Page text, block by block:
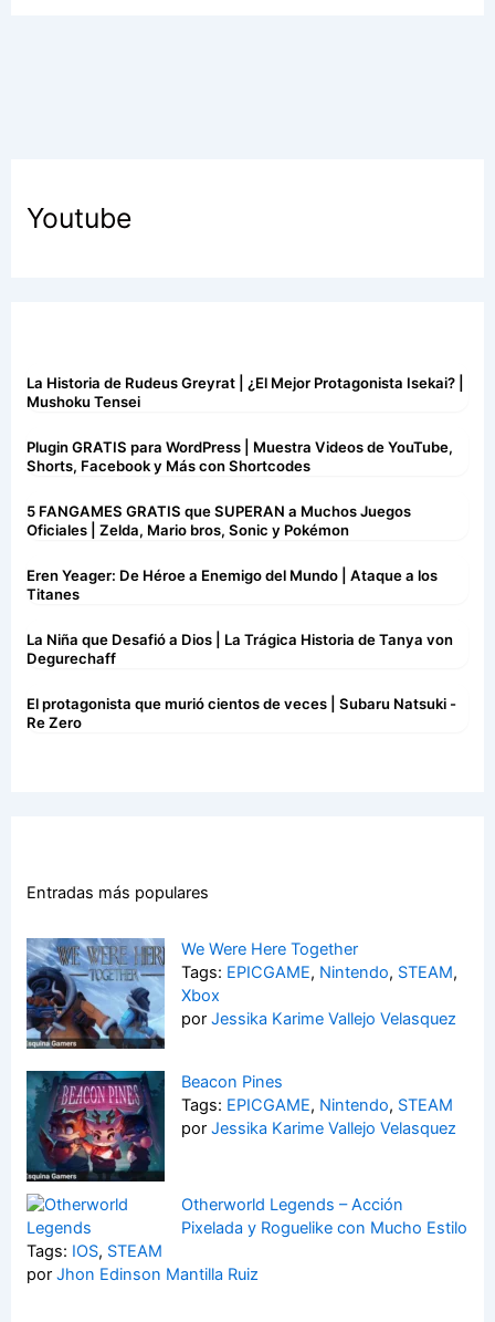
Youtube
La Historia de Rudeus Greyrat | ¿El Mejor Protagonista Isekai? |
Mushoku Tensei
Plugin GRATIS para WordPress | Muestra Videos de YouTube,
Shorts, Facebook y Más con Shortcodes
5 FANGAMES GRATIS que SUPERAN a Muchos Juegos
Oficiales | Zelda, Mario bros, Sonic y Pokémon
Eren Yeager: De Héroe a Enemigo del Mundo | Ataque a los
Titanes
La Niña que Desafió a Dios | La Trágica Historia de Tanya von
Degurechaff
El protagonista que murió cientos de veces | Subaru Natsuki -
Re Zero
Entradas más populares
We Were Here Together
Tags: EPICGAME, Nintendo, STEAM,
Xbox
por Jessika Karime Vallejo Velasquez
Beacon Pines
Tags: EPICGAME, Nintendo, STEAM
por Jessika Karime Vallejo Velasquez
Otherworld Legends – Acción
Pixelada y Roguelike con Mucho Estilo
Tags: IOS, STEAM
porJhon Edinson Mantilla Ruiz